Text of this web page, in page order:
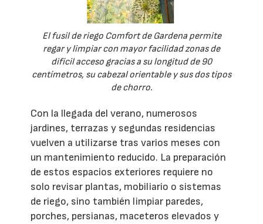
El fusil de riego Comfort de Gardena permite
regar y limpiar con mayor facilidad zonas de
difícil acceso gracias a su longitud de 90
centímetros, su cabezal orientable y sus dos tipos
de chorro.
Con la llegada del verano, numerosos
jardines, terrazas y segundas residencias
vuelven a utilizarse tras varios meses con
un mantenimiento reducido. La preparación
de estos espacios exteriores requiere no
solo revisar plantas, mobiliario o sistemas
de riego, sino también limpiar paredes,
porches, persianas, maceteros elevados y